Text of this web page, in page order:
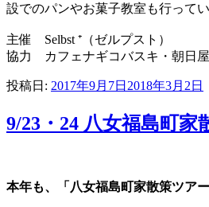
設でのパンやお菓子教室も行ってい
主催 Selbst ⁺（ゼルプスト）
協力 カフェナギコバスキ・朝日
投稿日: 2017年9月7日 2018年3月2日
9/23・24 八女福島町
本年も、「八女福島町家散策ツアー